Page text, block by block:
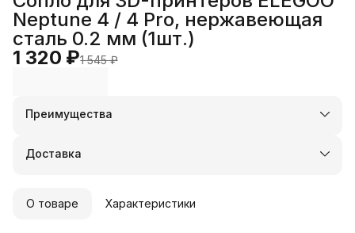
Neptune 4 / 4 Pro, нержавеющая
сталь 0.2 мм (1шт.)
1 320 ₽1 545 ₽
Преимущества
Оплата частями в Сплит
Удобный возврат
Доставка
О товаре Характеристики